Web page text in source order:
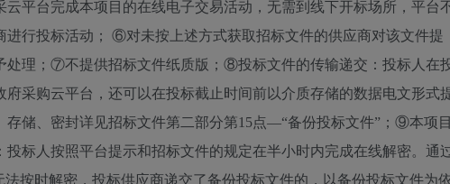
平台完成本项目的在线电子交易活动，无需到线下开标场所，平台
进行投标活动； ⑥对未按上述方式获取招标文件的供应商对该文件提
处理；⑦不提供招标文件纸质版；⑧投标文件的传输递交：投标人在
采购云平台，还可以在投标截止时间前以介质存储的数据电文形式
存储、密封详见招标文件第二部分第15点—“备份投标文件”；⑨本项目
标人按照平台提示和招标文件的规定在半小时内完成在线解密。通
按时解密，投标供应商递交了备份投标文件的，以备份投标文件为